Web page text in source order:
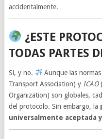
accidentalmente.
¿ESTE
TODAS PARTES
Sí, y no. Aunque las
Transport Association) y ICAO
Organization) son globales,
del protocolo. Sin embargo, la
universalmente aceptada